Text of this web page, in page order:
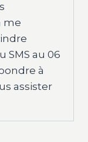
me
au 06
à
assister